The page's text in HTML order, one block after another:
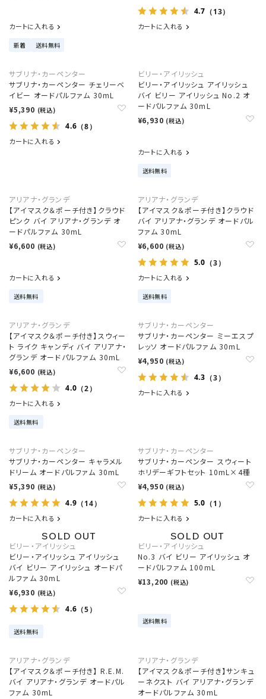
カートに入れる
新着 送料無料
4.7 （13）
カートに入れる
サブリナ・カーペンター
サブリナ・カーペンター チェリーベ
イビー オードパルファム 30mL
¥5,390 (税込)
4.6 （8）
カートに入れる
ビリー・アイリッシュ
ビリー・アイリッシュ アイリッシュ
バイ ビリー アイリッシュ No.2 オ
ードパルファム 30mL
¥6,930 (税込)
カートに入れる
送料無料
アリアナ・グランデ
【アイマスク＆ポーチ付き】クラウド
ピンク バイ アリアナ・グランデ オ
ードパルファム 30mL
¥6,600 (税込)
カートに入れる
送料無料
アリアナ・グランデ
【アイマスク＆ポーチ付き】クラウド
バイ アリアナ・グランデ オードパル
ファム 30mL
¥6,600 (税込)
5.0 （3）
カートに入れる
送料無料
アリアナ・グランデ
【アイマスク＆ポーチ付き】スウィー
ト ライク キャンディ バイ アリアナ・
グランデ オードパルファム 30mL
¥6,600 (税込)
4.0 （2）
カートに入れる
送料無料
サブリナ・カーペンター
サブリナ・カーペンター ミーエスプ
レッソ オードパルファム 30mL
¥4,950 (税込)
4.3 （3）
カートに入れる
サブリナ・カーペンター
サブリナ・カーペンター キャラメル
ドリーム オードパルファム 30mL
¥5,390 (税込)
4.9 （14）
カートに入れる
サブリナ・カーペンター
サブリナ・カーペンター スウィート
ホリデーギフトセット 10mL×4種
¥4,950 (税込)
5.0 （1）
カートに入れる
ビリー・アイリッシュ
ビリー・アイリッシュ アイリッシュ
バイ ビリー アイリッシュ オードパ
ルファム 30mL
¥6,930 (税込)
4.6 （5）
送料無料
ビリー・アイリッシュ
No.3 バイ ビリー アイリッシュ オ
ードパルファム 100mL
¥13,200 (税込)
送料無料
アリアナ・グランデ
【アイマスク＆ポーチ付き】 R.E.M.
バイ アリアナ・グランデ オードパル
ファム 30mL
アリアナ・グランデ
【アイマスク＆ポーチ付き】サンキュ
ーネクスト バイ アリアナ・グランデ
オードパルファム 30mL